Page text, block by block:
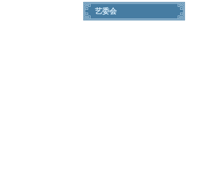
艺委会